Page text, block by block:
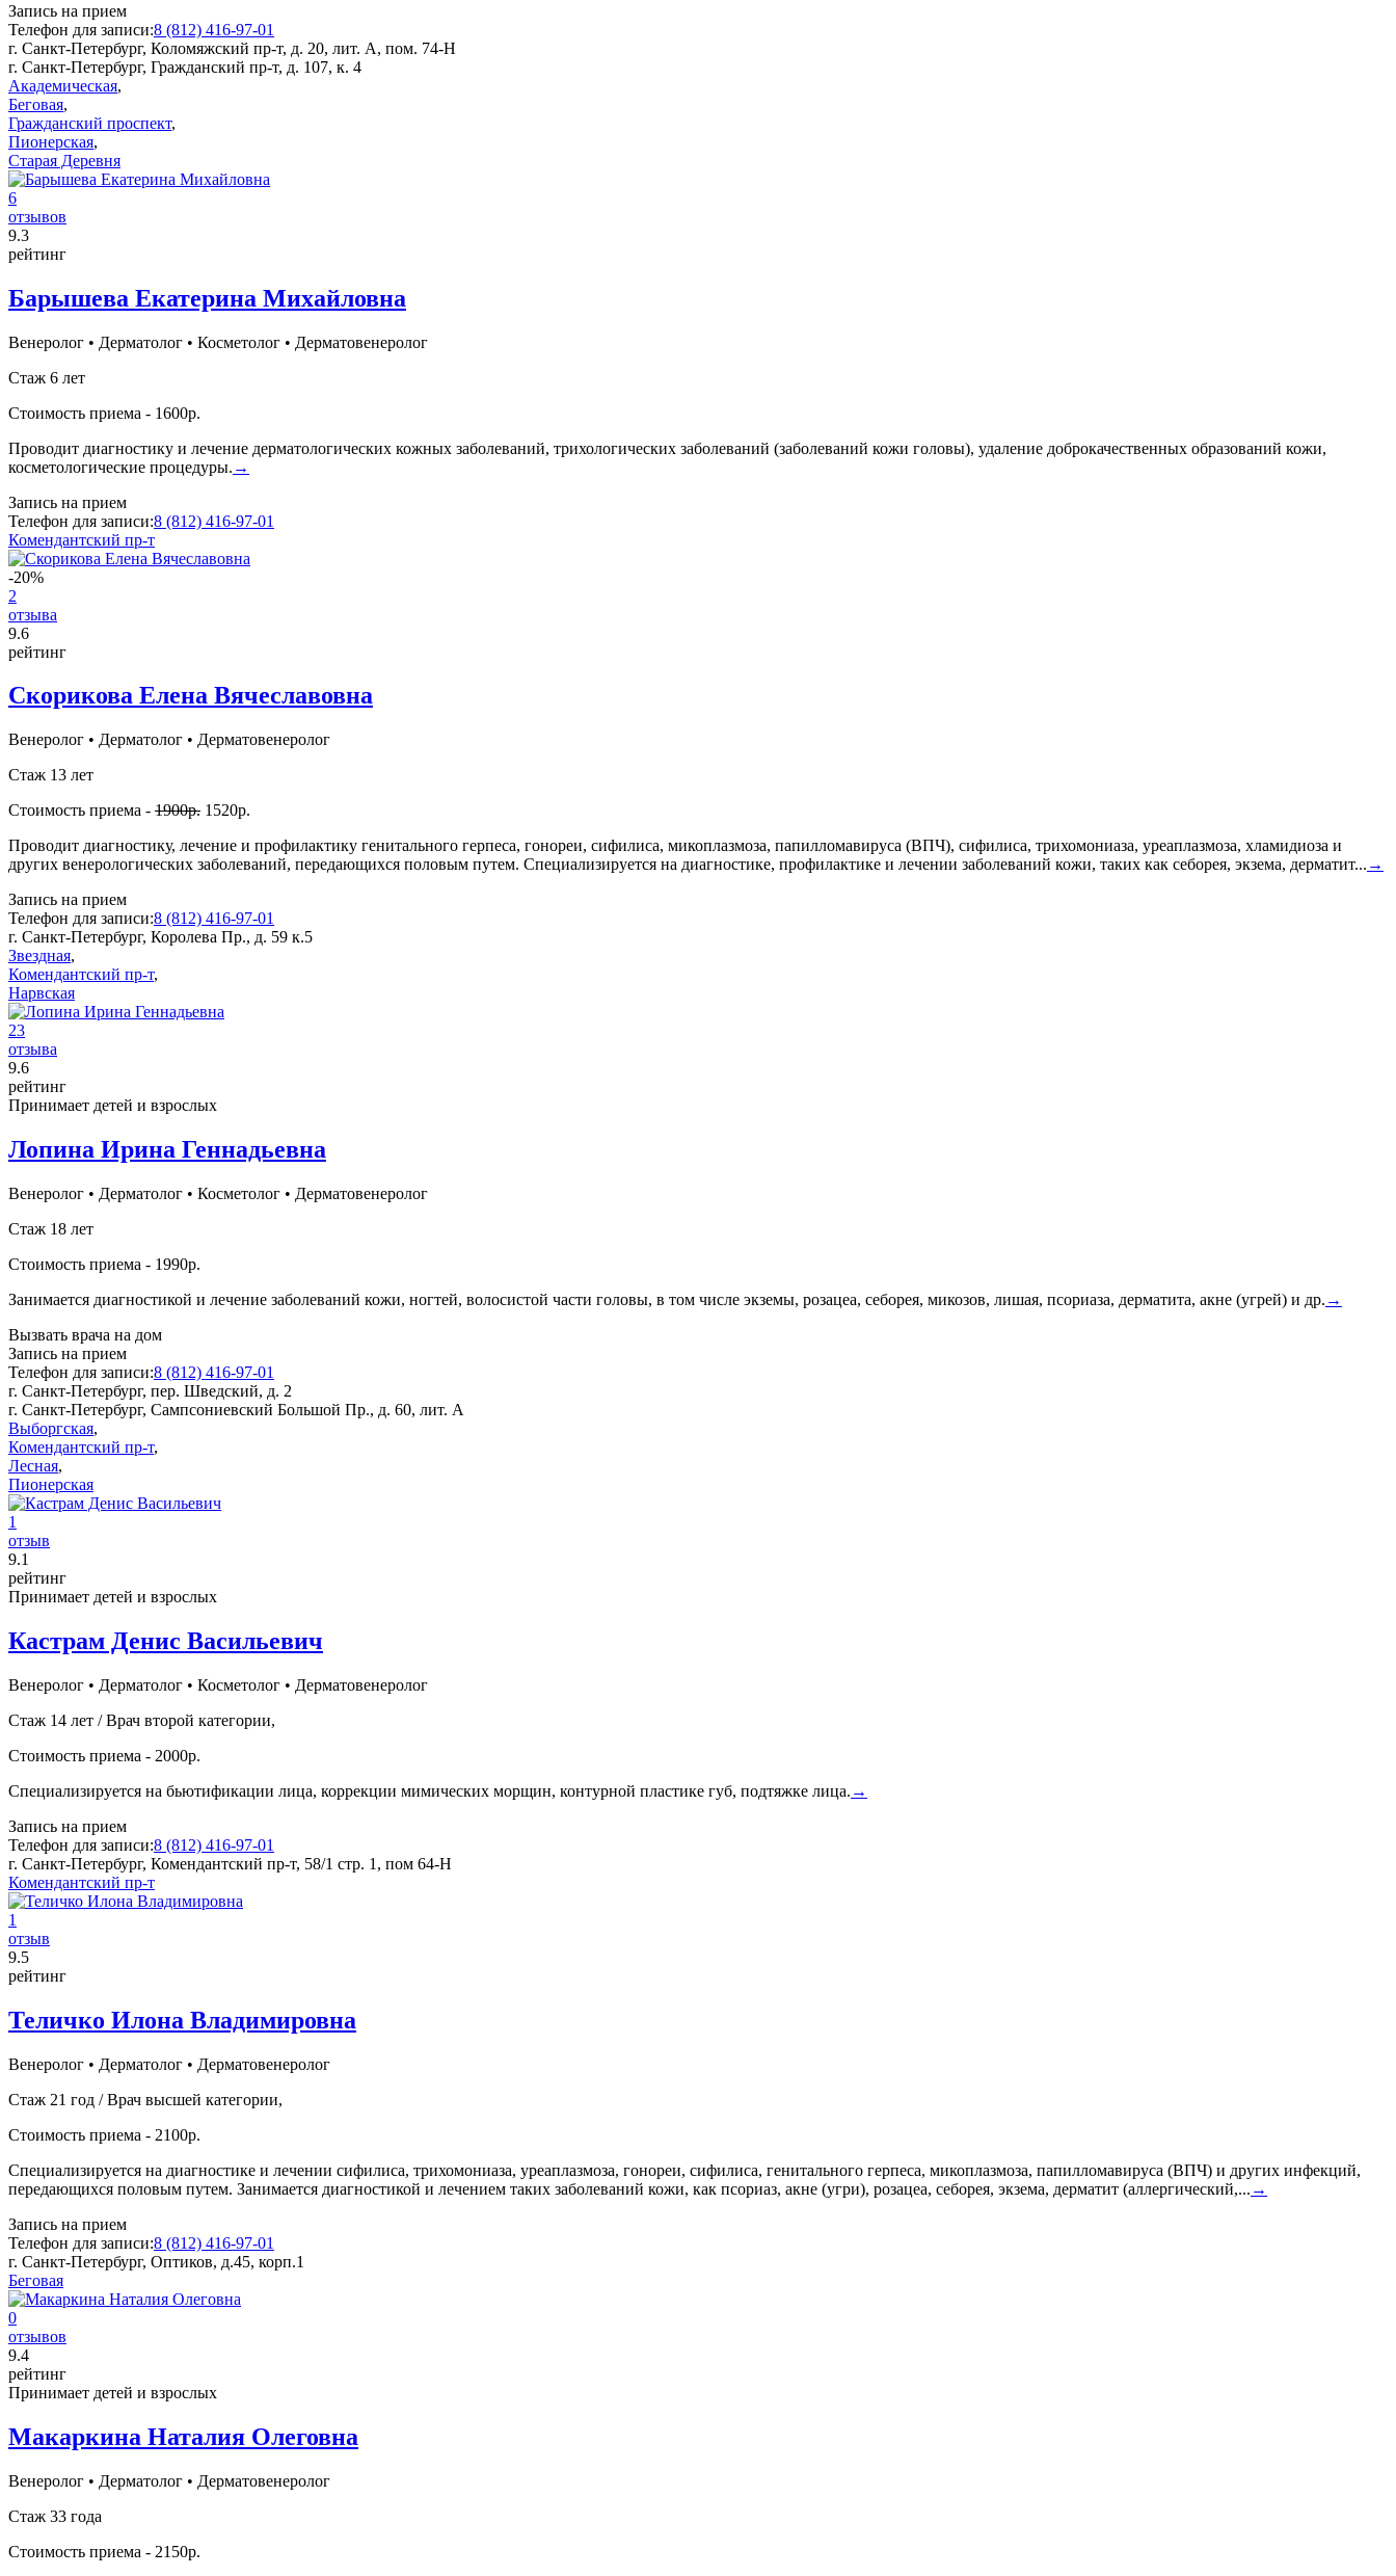
Запись на прием
Телефон для записи:8 (812) 416-97-01
г. Санкт-Петербург, Коломяжский пр-т, д. 20, лит. А, пом. 74-Н
г. Санкт-Петербург, Гражданский пр-т, д. 107, к. 4
Академическая,
Беговая,
Гражданский проспект,
Пионерская,
Старая Деревня
6
отзывов
9.3
рейтинг
Барышева Екатерина Михайловна
Венеролог • Дерматолог • Косметолог • Дерматовенеролог
Стаж 6 лет
Стоимость приема - 1600р.
Проводит диагностику и лечение дерматологических кожных заболеваний, трихологических заболеваний (заболеваний кожи головы), удаление доброкачественных образований кожи,
косметологические процедуры. →
Запись на прием
Телефон для записи:8 (812) 416-97-01
Комендантский пр-т
-20%
2
отзыва
9.6
рейтинг
Скорикова Елена Вячеславовна
Венеролог • Дерматолог • Дерматовенеролог
Стаж 13 лет
Стоимость приема - 1900р. 1520р.
Проводит диагностику, лечение и профилактику генитального герпеса, гонореи, сифилиса, микоплазмоза, папилломавируса (ВПЧ), сифилиса, трихомониаза, уреаплазмоза, хламидиоза и
других венерологических заболеваний, передающихся половым путем. Специализируется на диагностике, профилактике и лечении заболеваний кожи, таких как себорея, экзема, дерматит... →
Запись на прием
Телефон для записи:8 (812) 416-97-01
г. Санкт-Петербург, Королева Пр., д. 59 к.5
Звездная,
Комендантский пр-т,
Нарвская
23
отзыва
9.6
рейтинг
Принимает детей и взрослых
Лопина Ирина Геннадьевна
Венеролог • Дерматолог • Косметолог • Дерматовенеролог
Стаж 18 лет
Стоимость приема - 1990р.
Занимается диагностикой и лечение заболеваний кожи, ногтей, волосистой части головы, в том числе экземы, розацеа, себорея, микозов, лишая, псориаза, дерматита, акне (угрей) и др. →
Вызвать врача на дом
Запись на прием
Телефон для записи:8 (812) 416-97-01
г. Санкт-Петербург, пер. Шведский, д. 2
г. Санкт-Петербург, Сампсониевский Большой Пр., д. 60, лит. А
Выборгская,
Комендантский пр-т,
Лесная,
Пионерская
1
отзыв
9.1
рейтинг
Принимает детей и взрослых
Кастрам Денис Васильевич
Венеролог • Дерматолог • Косметолог • Дерматовенеролог
Стаж 14 лет / Врач второй категории,
Стоимость приема - 2000р.
Специализируется на бьютификации лица, коррекции мимических морщин, контурной пластике губ, подтяжке лица. →
Запись на прием
Телефон для записи:8 (812) 416-97-01
г. Санкт-Петербург, Комендантский пр-т, 58/1 стр. 1, пом 64-Н
Комендантский пр-т
1
отзыв
9.5
рейтинг
Теличко Илона Владимировна
Венеролог • Дерматолог • Дерматовенеролог
Стаж 21 год / Врач высшей категории,
Стоимость приема - 2100р.
Специализируется на диагностике и лечении сифилиса, трихомониаза, уреаплазмоза, гонореи, сифилиса, генитального герпеса, микоплазмоза, папилломавируса (ВПЧ) и других инфекций,
передающихся половым путем. Занимается диагностикой и лечением таких заболеваний кожи, как псориаз, акне (угри), розацеа, себорея, экзема, дерматит (аллергический,... →
Запись на прием
Телефон для записи:8 (812) 416-97-01
г. Санкт-Петербург, Оптиков, д.45, корп.1
Беговая
0
отзывов
9.4
рейтинг
Принимает детей и взрослых
Макаркина Наталия Олеговна
Венеролог • Дерматолог • Дерматовенеролог
Стаж 33 года
Стоимость приема - 2150р.